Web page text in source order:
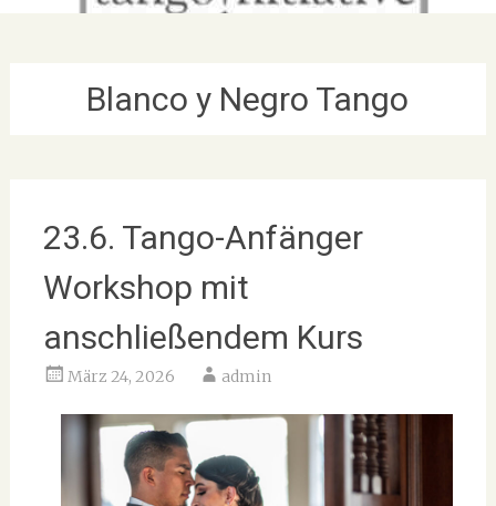
Blanco y Negro Tango
23.6. Tango-Anfänger
Workshop mit
anschließendem Kurs
März 24, 2026 admin